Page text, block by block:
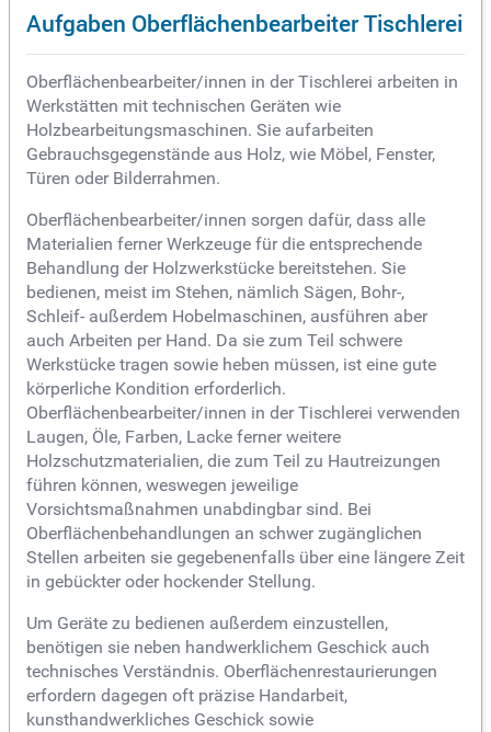
Aufgaben Oberflächenbearbeiter Tischlerei
Oberflächenbearbeiter/innen in der Tischlerei arbeiten in
Werkstätten mit technischen Geräten wie
Holzbearbeitungsmaschinen. Sie aufarbeiten
Gebrauchsgegenstände aus Holz, wie Möbel, Fenster,
Türen oder Bilderrahmen.
Oberflächenbearbeiter/innen sorgen dafür, dass alle
Materialien ferner Werkzeuge für die entsprechende
Behandlung der Holzwerkstücke bereitstehen. Sie
bedienen, meist im Stehen, nämlich Sägen, Bohr-,
Schleif- außerdem Hobelmaschinen, ausführen aber
auch Arbeiten per Hand. Da sie zum Teil schwere
Werkstücke tragen sowie heben müssen, ist eine gute
körperliche Kondition erforderlich.
Oberflächenbearbeiter/innen in der Tischlerei verwenden
Laugen, Öle, Farben, Lacke ferner weitere
Holzschutzmaterialien, die zum Teil zu Hautreizungen
führen können, weswegen jeweilige
Vorsichtsmaßnahmen unabdingbar sind. Bei
Oberflächenbehandlungen an schwer zugänglichen
Stellen arbeiten sie gegebenenfalls über eine längere Zeit
in gebückter oder hockender Stellung.
Um Geräte zu bedienen außerdem einzustellen,
benötigen sie neben handwerklichem Geschick auch
technisches Verständnis. Oberflächenrestaurierungen
erfordern dagegen oft präzise Handarbeit,
kunsthandwerkliches Geschick sowie